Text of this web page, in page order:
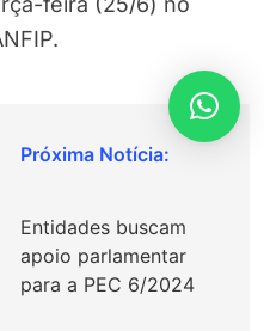
Entidades buscam
apoio parlamentar
para a PEC 6/2024